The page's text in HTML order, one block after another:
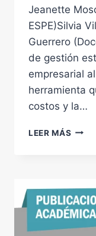
Jeanette
ESPE)Silvia
Guerrero
de gestión
empresarial
herramienta
costos y la…
LEER MÁS LA